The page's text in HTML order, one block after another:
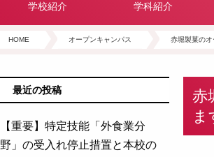
学校紹介 学科紹介
HOME オープンキャンパス 赤堀製菓の
赤
ま
最近の投稿
【重要】特定技能「外食業分
野」の受入れ停止措置と本校の